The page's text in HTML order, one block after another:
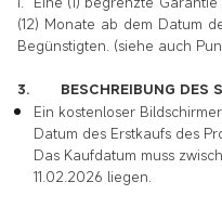
(12) Monate ab dem Datum
Begünstigten. (siehe auch
3. BESCHREIBUNG DES
Ein kostenloser
Datum des Erstkaufs des
Das Kaufdatum muss
11.02.2026 liegen.